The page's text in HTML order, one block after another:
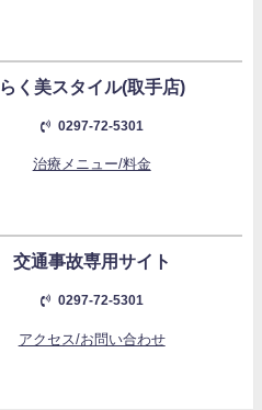
らく美スタイル(取手店)
0297-72-5301
治療メニュー/料金
交通事故専用サイト
0297-72-5301
アクセス/お問い合わせ